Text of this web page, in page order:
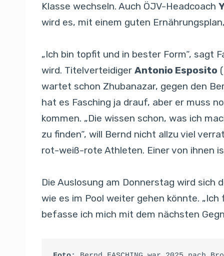
Klasse wechseln. Auch ÖJV-Headcoach
wird es, mit einem guten
„Ich bin topfit und in bester Form“, sagt
wird. Titelverteidiger Antonio Esposito
wartet schon Zhubanazar, gegen den
hat es Fasching ja drauf, aber er muss
kommen. „Die wissen schon, was ich
zu finden“, will Bernd nicht allzu viel
rot-weiß-rote Athleten. Einer von ihnen
Die Auslosung am Donnerstag wird sich
wie es im Pool weiter gehen könnte.
befasse ich mich mit dem nächsten